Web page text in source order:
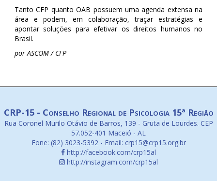
Tanto CFP quanto OAB possuem uma agenda extensa na
área e podem, em colaboração, traçar estratégias e
apontar soluções para efetivar os direitos humanos no
Brasil.
por ASCOM / CFP
CRP-15 - Conselho Regional de Psicologia 15ª Região
Rua Coronel Murilo Otávio de Barros, 139 - Gruta de Lourdes. CEP
57.052-401 Maceió - AL
Fone: (82) 3023-5392 - Email: crp15@crp15.org.br
http://facebook.com/crp15al
http://instagram.com/crp15al